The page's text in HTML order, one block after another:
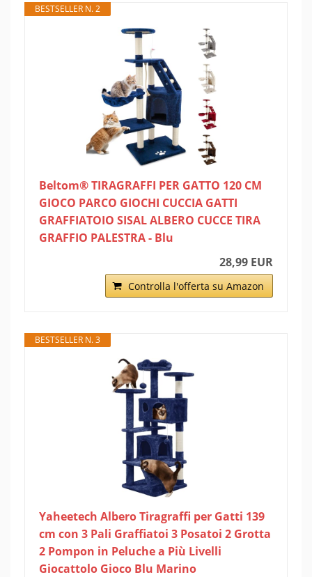
BESTSELLER N. 2
Beltom® TIRAGRAFFI PER GATTO 120 CM
GIOCO PARCO GIOCHI CUCCIA GATTI
GRAFFIATOIO SISAL ALBERO CUCCE TIRA
GRAFFIO PALESTRA - Blu
28,99 EUR
Controlla l'offerta su Amazon
BESTSELLER N. 3
Yaheetech Albero Tiragraffi per Gatti 139
cm con 3 Pali Graffiatoi 3 Posatoi 2 Grotta
2 Pompon in Peluche a Più Livelli
Giocattolo Gioco Blu Marino